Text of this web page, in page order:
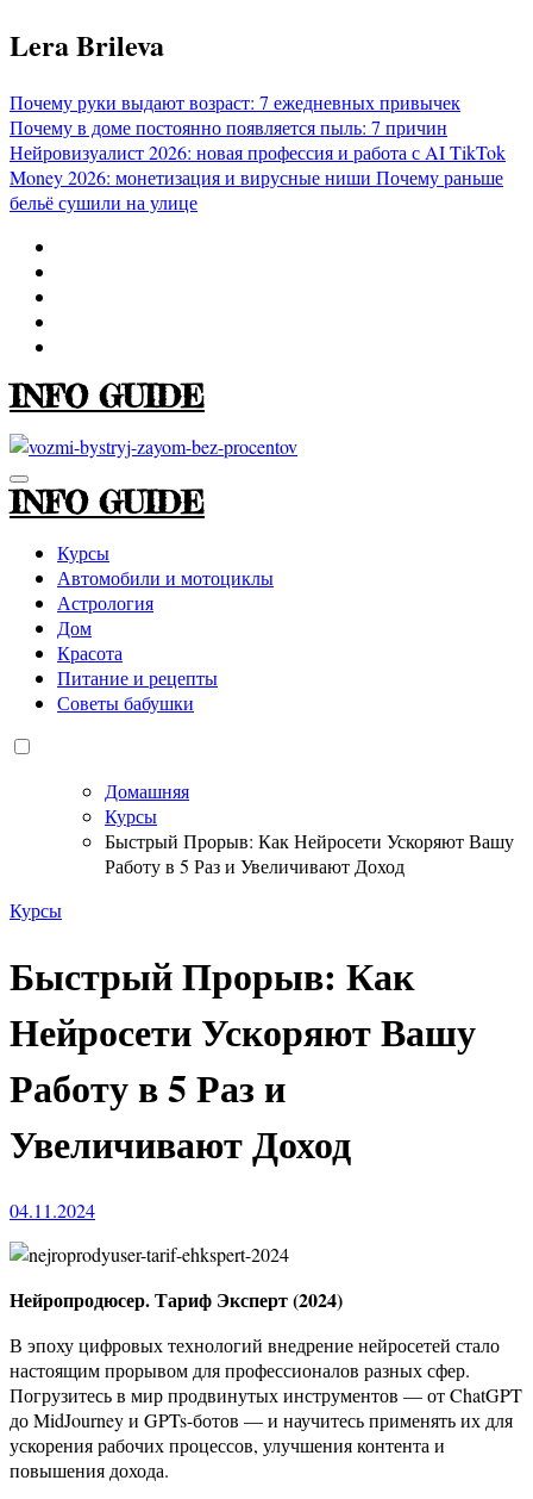
Перейти
к
Lera Brileva
Почему руки выдают возраст: 7 ежедневных привычек
Почему в доме постоянно появляется пыль: 7 причин
Нейровизуалист 2026: новая профессия и работа с AITikTok
Money 2026: монетизация и вирусные ниши Почему раньше
бельё сушили на улице
INFO GUIDE
INFO GUIDE
Курсы
Автомобили и мотоциклы
Астрология
Дом
Красота
Питание и рецепты
Советы бабушки
Домашняя
Курсы
Быстрый Прорыв: Как Нейросети Ускоряют Вашу
Работу в 5 Раз и Увеличивают Доход
Курсы
Быстрый Прорыв: Как
Нейросети Ускоряют Вашу
Работу в 5 Раз и
Увеличивают Доход
04.11.2024
Нейропродюсер. Тариф Эксперт (2024)
В эпоху цифровых технологий внедрение нейросетей стало
настоящим прорывом для профессионалов разных сфер.
Погрузитесь в мир продвинутых инструментов — от ChatGPT
до MidJourney и GPTs-ботов — и научитесь применять их для
ускорения рабочих процессов, улучшения контента и
повышения дохода.